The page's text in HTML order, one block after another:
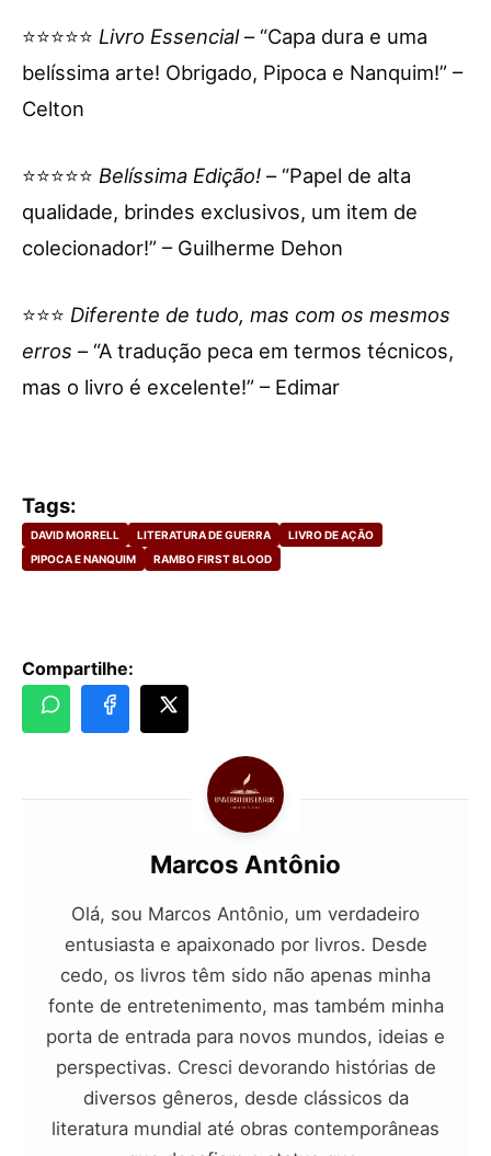
⭐⭐⭐⭐⭐ Livro Essencial– “Capa dura e uma
belíssima arte! Obrigado, Pipoca e Nanquim!” –
Celton
⭐⭐⭐⭐⭐ Belíssima Edição! – “Papel de alta
qualidade, brindes exclusivos, um item de
colecionador!” – Guilherme Dehon
⭐⭐⭐ Diferente de tudo, mas com os mesmos
erros – “A tradução peca em termos técnicos,
mas o livro é excelente!” – Edimar
Tags:
DAVID MORRELL LITERATURA DE GUERRA
LIVRO DE AÇÃO
PIPOCA E NANQUIM
RAMBO FIRST BLOOD
Compartilhe:
Marcos Antônio
Olá, sou Marcos Antônio, um verdadeiro
entusiasta e apaixonado por livros. Desde
cedo, os livros têm sido não apenas minha
fonte de entretenimento, mas também minha
porta de entrada para novos mundos, ideias e
perspectivas. Cresci devorando histórias de
diversos gêneros, desde clássicos da
literatura mundial até obras contemporâneas